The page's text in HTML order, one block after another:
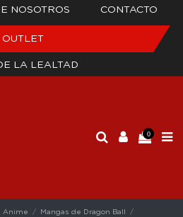
NOSOTROS CONTACTO
OUTLET
LA LEALTAD
0
Anime
Mangas de Dragon Ball